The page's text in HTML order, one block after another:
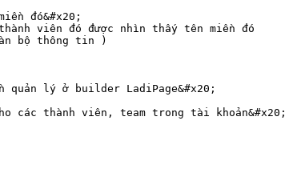
đó&#x20;
viên đó được nhìn thấy tên miền đó
bộ thông tin )
lý ở builder LadiPage&#x20;
các thành viên, team trong tài khoản&#x20;